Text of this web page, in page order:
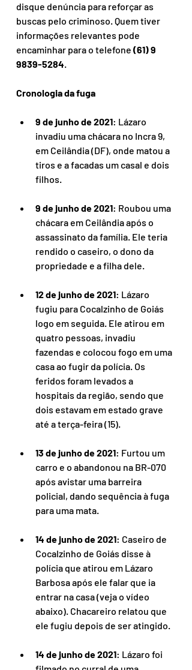
disque denúncia para reforçar as
buscas pelo criminoso. Quem tiver
informações relevantes pode
encaminhar para o telefone (61) 9
9839-5284.
Cronologia da fuga
9 de junho de 2021: Lázaro
invadiu uma chácara no Incra 9,
em Ceilândia (DF), onde matou a
tiros e a facadas um casal e dois
filhos.
9 de junho de 2021: Roubou uma
chácara em Ceilândia após o
assassinato da família. Ele teria
rendido o caseiro, o dono da
propriedade e a filha dele.
12 de junho de 2021: Lázaro
fugiu para Cocalzinho de Goiás
logo em seguida. Ele atirou em
quatro pessoas, invadiu
fazendas e colocou fogo em uma
casa ao fugir da polícia. Os
feridos foram levados a
hospitais da região, sendo que
dois estavam em estado grave
até a terça-feira (15).
13 de junho de 2021: Furtou um
carro e o abandonou na BR-070
após avistar uma barreira
policial, dando sequência à fuga
para uma mata.
14 de junho de 2021: Caseiro de
Cocalzinho de Goiás disse à
polícia que atirou em Lázaro
Barbosa após ele falar que ia
entrar na casa (veja o vídeo
abaixo). Chacareiro relatou que
ele fugiu depois de ser atingido.
14 de junho de 2021: Lázaro foi